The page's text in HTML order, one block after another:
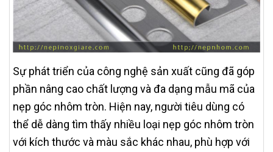
Sự phát triển của công nghệ sản xuất cũng đã góp
phần nâng cao chất lượng và đa dạng mẫu mã của
nẹp góc nhôm tròn. Hiện nay, người tiêu dùng có
thể dễ dàng tìm thấy nhiều loại nẹp góc nhôm tròn
với kích thước và màu sắc khác nhau, phù hợp với